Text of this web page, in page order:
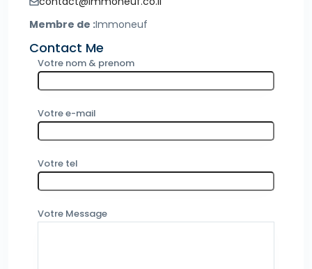
Membre de :Immoneuf
Contact Me
Votre nom & prenom
Votre e-mail
Votre tel
Votre Message